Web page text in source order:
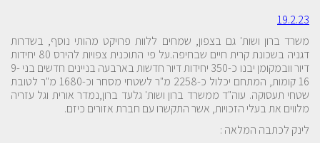
19.2.23
משרד ברון ושות' גם בצפון, שמחים ללוות פרויקט מהותי נוסף, בשדרות
דגניה בשכונת קרית חיים שבחיפה.על פי התוכנית צפויות להירס 80 יחידות
דיור וובמקומן יבנו כ-350 יחידות דיור חדשות בארבעה בניינים חדשים בני 9-
16 קומות, המתחם יכלול כ-2258 מ"ר לשטחי מסחר וכ-1680 מ"ר לטובת
שטחי תעסוקה. עוה"ד ממשרד ברון ושות' גלעד ברון,נמדר אורית וגל עזריה
מלווים את בעלי הזכויות, אשר התקשרו עם חברת אזורים כיזם.
לינק לכתבה המלאה :